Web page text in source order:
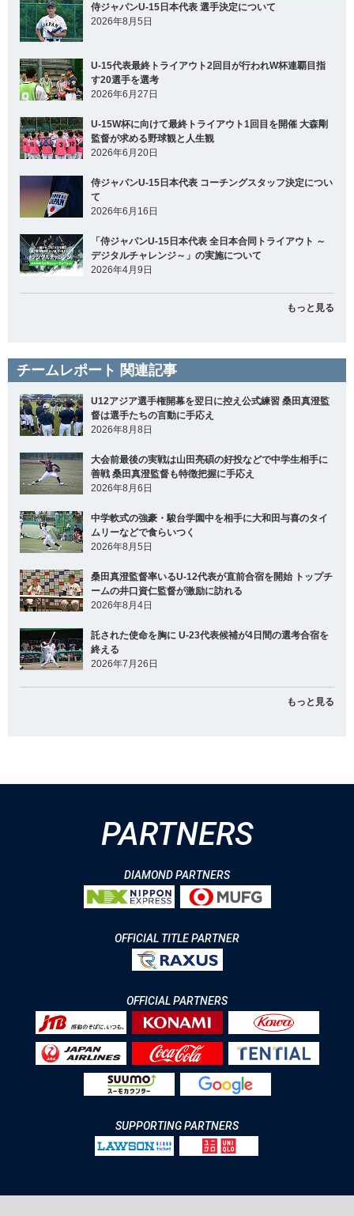
侍ジャパンU-15日本代表 選手決定について
2026年8月5日
U-15代表最終トライアウト2回目が行われW杯連覇目指
す20選手を選考
2026年6月27日
U-15W杯に向けて最終トライアウト1回目を開催 大森剛
監督が求める野球観と人生観
2026年6月20日
侍ジャパンU-15日本代表 コーチングスタッフ決定につい
て
2026年6月16日
「侍ジャパンU-15日本代表 全日本合同トライアウト ～
デジタルチャレンジ～」の実施について
2026年4月9日
もっと見る
チームレポート 関連記事
U12アジア選手権開幕を翌日に控え公式練習 桑田真澄監
督は選手たちの言動に手応え
2026年8月8日
大会前最後の実戦は山田亮碩の好投などで中学生相手に
善戦 桑田真澄監督も特徴把握に手応え
2026年8月6日
中学軟式の強豪・駿台学園中を相手に大和田与喜のタイ
ムリーなどで食らいつく
2026年8月5日
桑田真澄監督率いるU-12代表が直前合宿を開始 トップチ
ームの井口資仁監督が激励に訪れる
2026年8月4日
託された使命を胸に U-23代表候補が4日間の選考合宿を
終える
2026年7月26日
もっと見る
PARTNERS
DIAMOND PARTNERS
OFFICIAL TITLE PARTNER
OFFICIAL PARTNERS
SUPPORTING PARTNERS